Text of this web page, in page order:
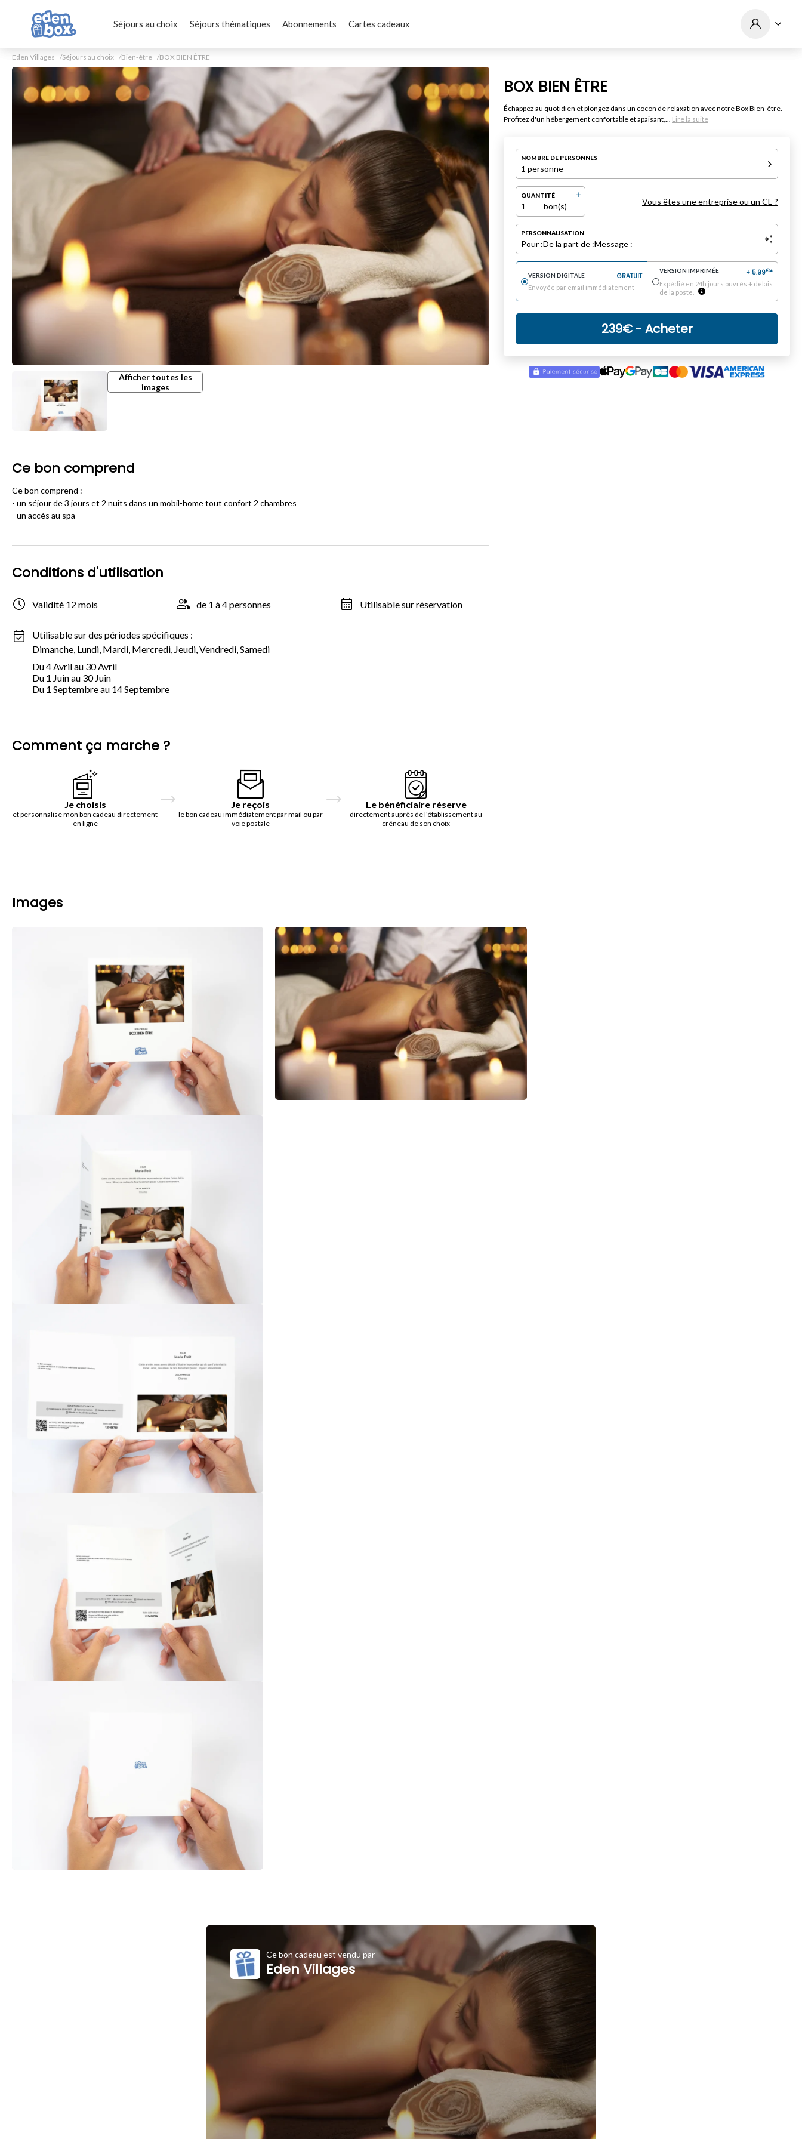
Séjours au choix Séjours thématiques Abonnements Cartes cadeaux
Eden Villages Séjours au choix Bien-être BOX BIEN ÊTRE
Afficher toutes les
images
BOX BIEN ÊTRE
Échappez au quotidien et plongez dans un cocon de relaxation avec notre Box Bien-être.
Profitez d'un hébergement confortable et apaisant,... Lire la suite
NOMBRE DE PERSONNES
1 personne
QUANTITÉ
1 bon(s) Vous êtes une entreprise ou un CE ?
PERSONNALISATION
Pour :De la part de :Message :
VERSION DIGITALE GRATUIT
Envoyée par email immédiatement
VERSION IMPRIMÉE + 5.99€*
Expédié en 24h jours ouvrés + délais
de la poste.
239€- Acheter
Ce bon comprend
Ce bon comprend :
- un séjour de 3 jours et 2 nuits dans un mobil-home tout confort 2 chambres
- un accès au spa
Conditions d'utilisation
Validité 12 mois de 1 à 4 personnes Utilisable sur réservation
Utilisable sur des périodes spécifiques :
Dimanche, Lundi, Mardi, Mercredi, Jeudi, Vendredi, Samedi
Du 4 Avril au 30 Avril
Du 1 Juin au 30 Juin
Du 1 Septembre au 14 Septembre
Comment ça marche ?
Je choisis
et personnalise mon bon cadeau directement
en ligne
Je reçois
le bon cadeau immédiatement par mail ou par
voie postale
Le bénéficiaire réserve
directement auprès de l'établissement au
créneau de son choix
Images
Ce bon cadeau est vendu par
Eden Villages